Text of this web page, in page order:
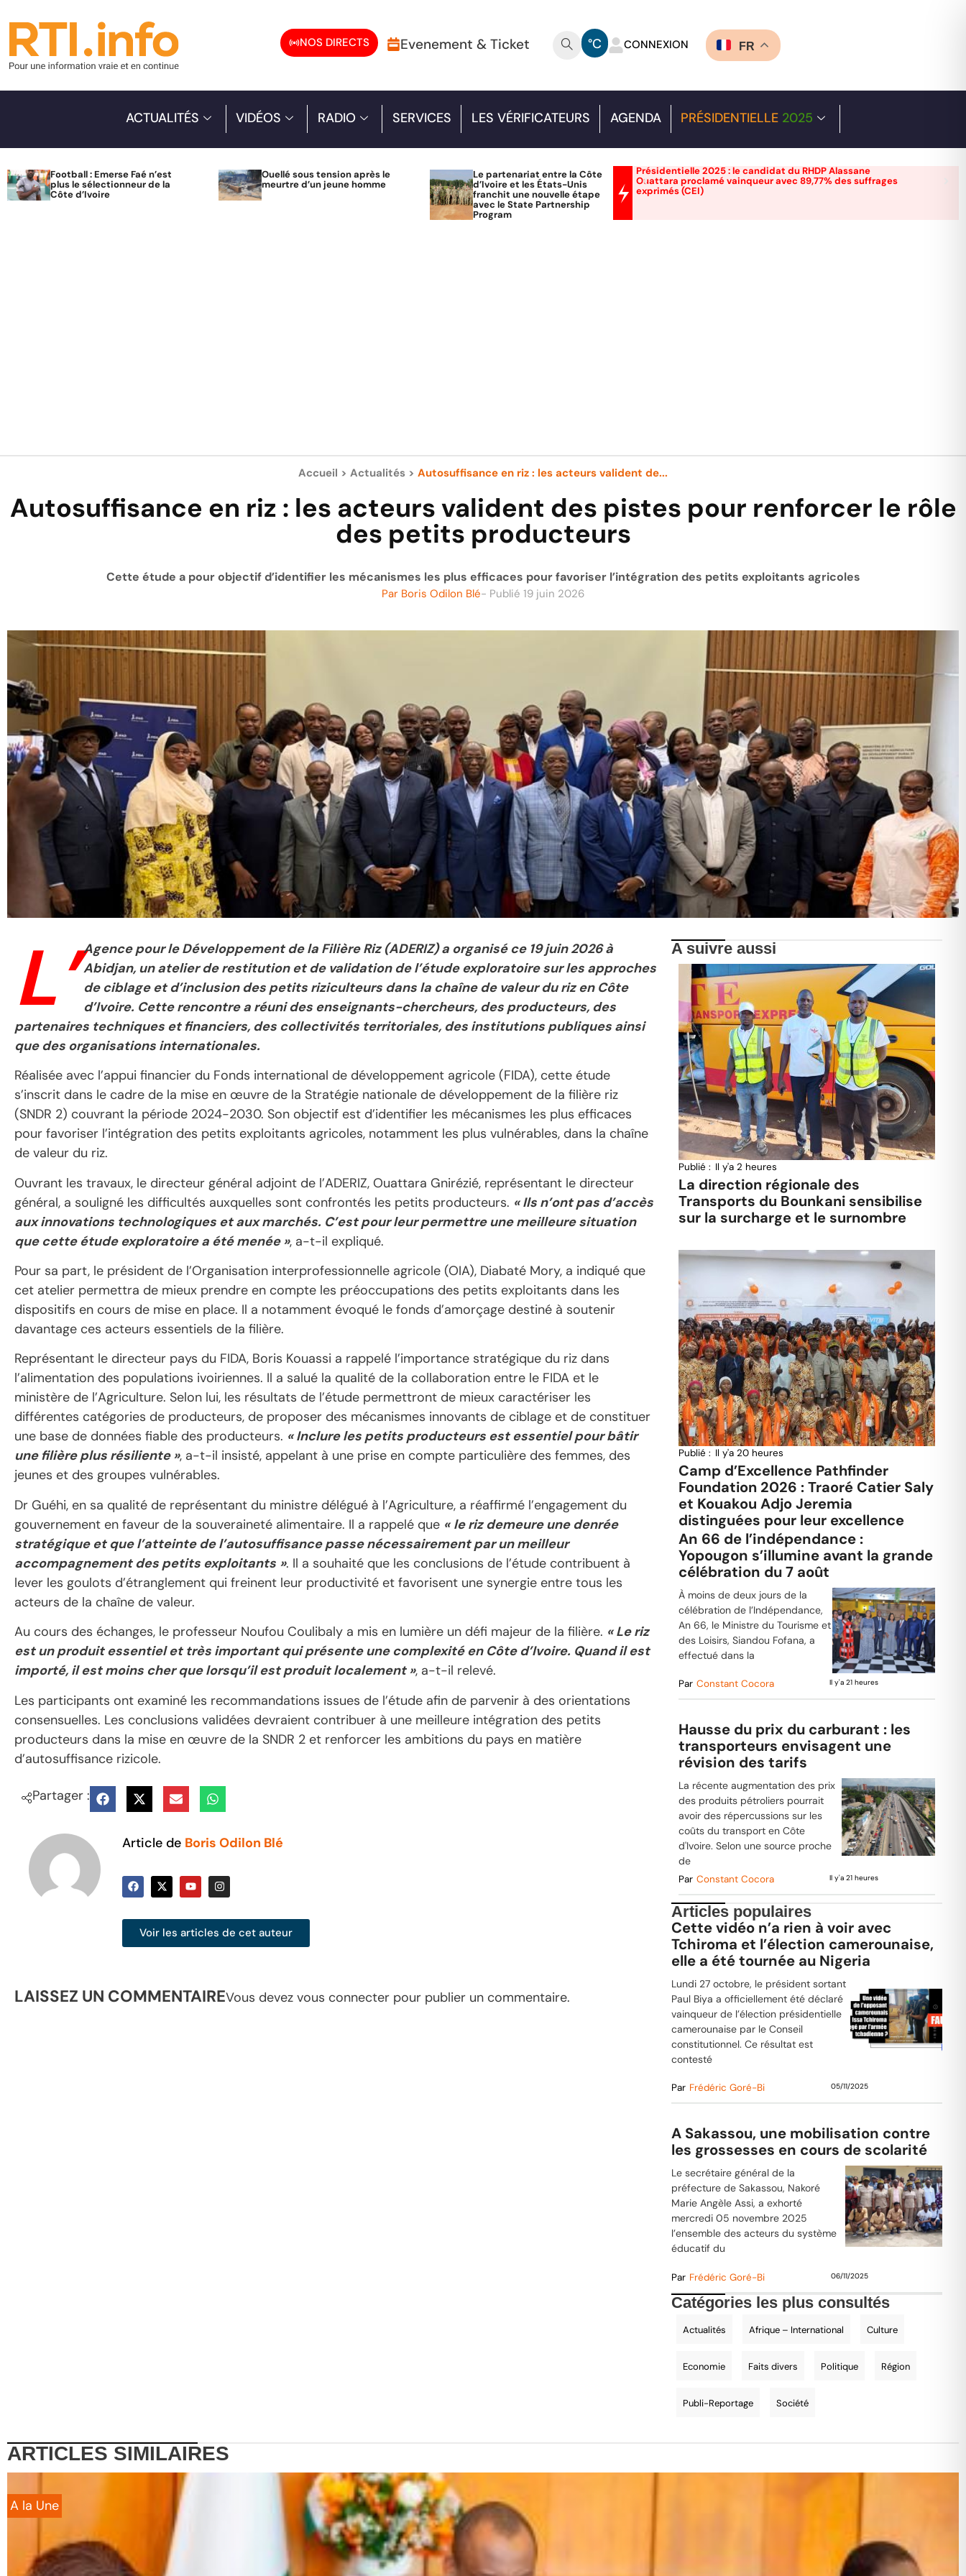
NOS DIRECTS Evenement & Ticket °C CONNEXION FR
ACTUALITÉS VIDÉOS RADIO SERVICES LES VÉRIFICATEURS AGENDA PRÉSIDENTIELLE 2025
Football : Emerse Faé n’est
plus le sélectionneur de la
Côte d’Ivoire
Ouellé sous tension après le
meurtre d’un jeune homme
Le partenariat entre la Côte
d’Ivoire et les États-Unis
franchit une nouvelle étape
avec le State Partnership
Program
Présidentielle 2025 : le candidat du RHDP Alassane
Ouattara proclamé vainqueur avec 89,77% des suffrages
exprimés (CEI)
Accueil > Actualités > Autosuffisance en riz : les acteurs valident de...
Autosuffisance en riz : les acteurs valident des pistes pour renforcer le rôle
des petits producteurs
Cette étude a pour objectif d’identifier les mécanismes les plus efficaces pour favoriser l’intégration des petits exploitants agricoles
Par Boris Odilon Blé- Publié 19 juin 2026
L’ Agence pour le Développement de la Filière Riz (ADERIZ) a organisé ce 19 juin 2026 à
Abidjan, un atelier de restitution et de validation de l’étude exploratoire sur les approches
de ciblage et d’inclusion des petits riziculteurs dans la chaîne de valeur du riz en Côte
d’Ivoire. Cette rencontre a réuni des enseignants-chercheurs, des producteurs, des
partenaires techniques et financiers, des collectivités territoriales, des institutions publiques ainsi
que des organisations internationales.
Réalisée avec l’appui financier du Fonds international de développement agricole (FIDA), cette étude
s’inscrit dans le cadre de la mise en œuvre de la Stratégie nationale de développement de la filière riz
(SNDR 2) couvrant la période 2024-2030. Son objectif est d’identifier les mécanismes les plus efficaces
pour favoriser l’intégration des petits exploitants agricoles, notamment les plus vulnérables, dans la chaîne
de valeur du riz.
Ouvrant les travaux, le directeur général adjoint de l’ADERIZ, Ouattara Gnirézié, représentant le directeur
général, a souligné les difficultés auxquelles sont confrontés les petits producteurs. « Ils n’ont pas d’accès
aux innovations technologiques et aux marchés. C’est pour leur permettre une meilleure situation
que cette étude exploratoire a été menée », a-t-il expliqué.
Pour sa part, le président de l’Organisation interprofessionnelle agricole (OIA), Diabaté Mory, a indiqué que
cet atelier permettra de mieux prendre en compte les préoccupations des petits exploitants dans les
dispositifs en cours de mise en place. Il a notamment évoqué le fonds d’amorçage destiné à soutenir
davantage ces acteurs essentiels de la filière.
Représentant le directeur pays du FIDA, Boris Kouassi a rappelé l’importance stratégique du riz dans
l’alimentation des populations ivoiriennes. Il a salué la qualité de la collaboration entre le FIDA et le
ministère de l’Agriculture. Selon lui, les résultats de l’étude permettront de mieux caractériser les
différentes catégories de producteurs, de proposer des mécanismes innovants de ciblage et de constituer
une base de données fiable des producteurs. « Inclure les petits producteurs est essentiel pour bâtir
une filière plus résiliente », a-t-il insisté, appelant à une prise en compte particulière des femmes, des
jeunes et des groupes vulnérables.
Dr Guéhi, en sa qualité de représentant du ministre délégué à l’Agriculture, a réaffirmé l’engagement du
gouvernement en faveur de la souveraineté alimentaire. Il a rappelé que « le riz demeure une denrée
stratégique et que l’atteinte de l’autosuffisance passe nécessairement par un meilleur
accompagnement des petits exploitants ». Il a souhaité que les conclusions de l’étude contribuent à
lever les goulots d’étranglement qui freinent leur productivité et favorisent une synergie entre tous les
acteurs de la chaîne de valeur.
Au cours des échanges, le professeur Noufou Coulibaly a mis en lumière un défi majeur de la filière. « Le riz
est un produit essentiel et très important qui présente une complexité en Côte d’Ivoire. Quand il est
importé, il est moins cher que lorsqu’il est produit localement », a-t-il relevé.
Les participants ont examiné les recommandations issues de l’étude afin de parvenir à des orientations
consensuelles. Les conclusions validées devraient contribuer à une meilleure intégration des petits
producteurs dans la mise en œuvre de la SNDR 2 et renforcer les ambitions du pays en matière
d’autosuffisance rizicole.
Partager :
Article de Boris Odilon Blé
Voir les articles de cet auteur
LAISSEZ UN COMMENTAIREVous devez vous connecter pour publier un commentaire.
A suivre aussi
Publié : Il y'a 2 heures
La direction régionale des
Transports du Bounkani sensibilise
sur la surcharge et le surnombre
Publié : Il y'a 20 heures
Camp d’Excellence Pathfinder
Foundation 2026 : Traoré Catier Saly
et Kouakou Adjo Jeremia
distinguées pour leur excellence
An 66 de l’indépendance :
Yopougon s’illumine avant la grande
célébration du 7 août
À moins de deux jours de la
célébration de l’Indépendance,
An 66, le Ministre du Tourisme et
des Loisirs, Siandou Fofana, a
effectué dans la
Par Constant Cocora Il y'a 21 heures
Hausse du prix du carburant : les
transporteurs envisagent une
révision des tarifs
La récente augmentation des prix
des produits pétroliers pourrait
avoir des répercussions sur les
coûts du transport en Côte
d'Ivoire. Selon une source proche
de
Par Constant Cocora Il y'a 21 heures
Articles populaires
Cette vidéo n’a rien à voir avec
Tchiroma et l’élection camerounaise,
elle a été tournée au Nigeria
Lundi 27 octobre, le président sortant
Paul Biya a officiellement été déclaré
vainqueur de l’élection présidentielle
camerounaise par le Conseil
constitutionnel. Ce résultat est
contesté
Par Frédéric Goré-Bi 05/11/2025
A Sakassou, une mobilisation contre
les grossesses en cours de scolarité
Le secrétaire général de la
préfecture de Sakassou, Nakoré
Marie Angèle Assi, a exhorté
mercredi 05 novembre 2025
l’ensemble des acteurs du système
éducatif du
Par Frédéric Goré-Bi 06/11/2025
Catégories les plus consultés
Actualités Afrique – International Culture
Economie Faits divers Politique Région
Publi-Reportage Société
ARTICLES SIMILAIRES
A la Une